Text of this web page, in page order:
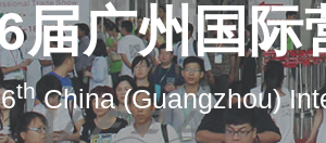
届广州国际
thChina (Guangzhou)